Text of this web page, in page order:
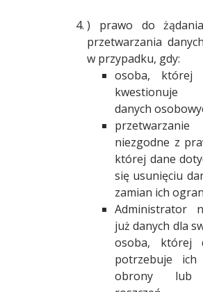
) prawo do
przetwarzania
w przypadku, gdy:
osoba, której
kwestionuje
danych
niezgodne z
której dane
się usunięciu
zamian ich
Administrator
już danych dla
osoba, której
potrzebuje
obrony lub